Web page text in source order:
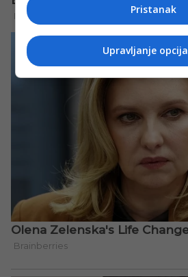
Pristanak
Upravljanje